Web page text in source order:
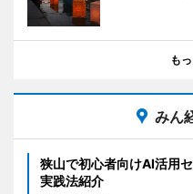
も
みん
狭山で初心者向けAI活用
実践法紹介